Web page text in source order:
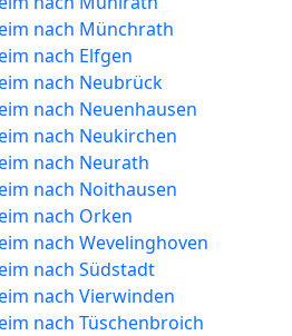
nach Münchrath
nach Elfgen
nach Neubrück
nach Neuenhausen
nach Neukirchen
nach Neurath
nach Noithausen
nach Orken
nach Wevelinghoven
nach Südstadt
nach Vierwinden
nach Tüschenbroich